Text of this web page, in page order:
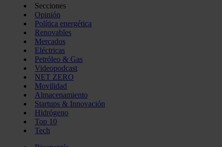
Secciones
Opinión
Política energética
Renovables
Mercados
Eléctricas
Petróleo & Gas
Videopodcast
NET ZERO
Movilidad
Almacenamiento
Startups & Innovación
Hidrógeno
Top 10
Tech